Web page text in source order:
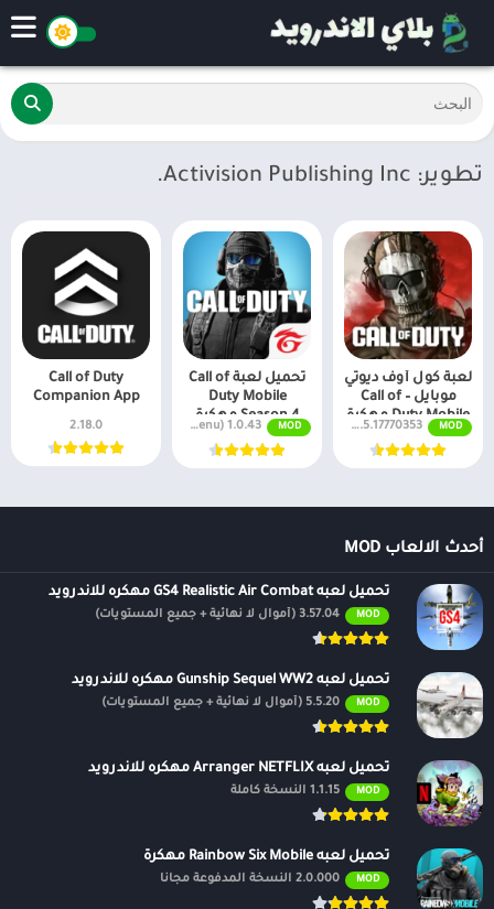
تطوير: Activision Publishing Inc.
لعبة كول أوف ديوتي
موبايل – Call of
Duty Mobile مهكرة
MOD
3.3.5.17770353
تحميل لعبة Call of
Duty Mobile
Season 4 مهكرة
MOD
1.0.43 MOD APK + OBB (ESP, AimBot, Mega Menu)
Call of Duty
Companion App
2.18.0
أحدث الالعاب MOD
تحميل لعبه GS4 Realistic Air Combat مهكره للاندرويد
MOD 3.57.04 (أموال لا نهائية + جميع المستويات)
تحميل لعبه Gunship Sequel WW2 مهكره للاندرويد
MOD 5.5.20 (أموال لا نهائية + جميع المستويات)
تحميل لعبه Arranger NETFLIX مهكره للاندرويد
MOD 1.1.15 النسخة كاملة
تحميل لعبه Rainbow Six Mobile مهكرة
MOD 2.0.000 النسخة المدفوعة مجانًا